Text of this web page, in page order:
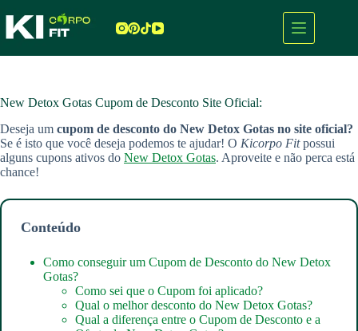
para
New Detox Gotas Cupom de Desconto Site Oficial:
Deseja um cupom de desconto do New Detox Gotas no site oficial?
Se é isto que você deseja podemos te ajudar! O Kicorpo Fitpossui
alguns cupons ativos do New Detox Gotas. Aproveite e não perca está
chance!
Conteúdo
Como conseguir um Cupom de Desconto do New Detox
Gotas?
Como sei que o Cupom foi aplicado?
Qual o melhor desconto do New Detox Gotas?
Qual a diferença entre o Cupom de Desconto e a